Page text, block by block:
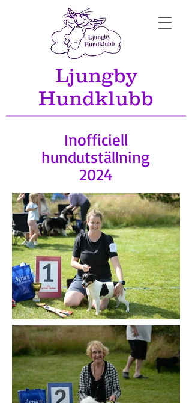
Ljungby
Hundklubb
Inofficiell
hundutställning
2024